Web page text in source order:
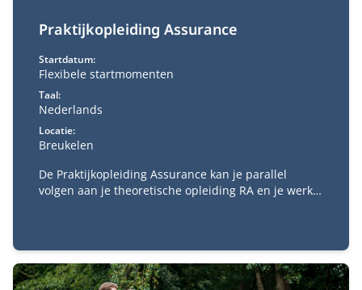
Praktijkopleiding Assurance
Startdatum:
Flexibele startmomenten
Taal:
Nederlands
Locatie:
Breukelen
De Praktijkopleiding Assurance kan je parallel
volgen aan je theoretische opleiding RA en je werk.
gaat volgen om de praktische kanten van het RA-vak
te ervaren.